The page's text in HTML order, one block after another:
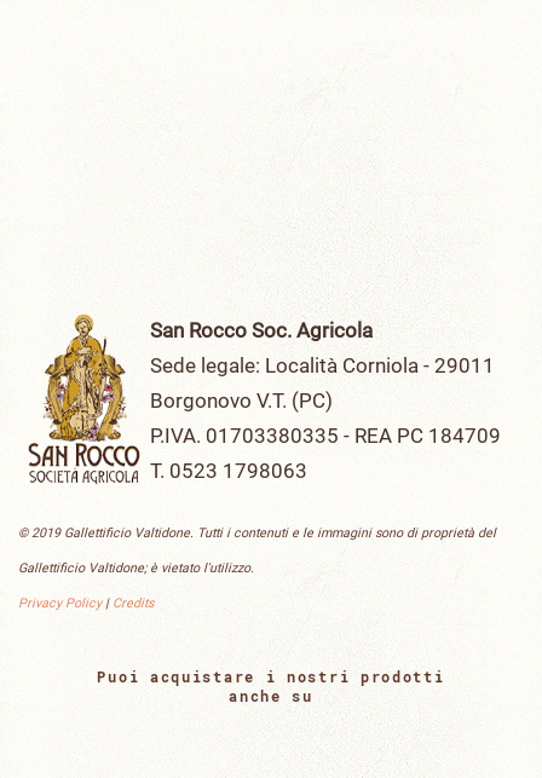
San Rocco Soc. Agricola
Sede legale: Località Corniola - 29011
Borgonovo V.T. (PC)
P.IVA. 01703380335 - REA PC 184709
T. 0523 1798063
© 2019 Gallettificio Valtidone. Tutti i contenuti e le immagini sono di proprietà del
Gallettificio Valtidone; è vietato l'utilizzo.
Privacy Policy| Credits
Puoi acquistare i nostri prodotti
anche su